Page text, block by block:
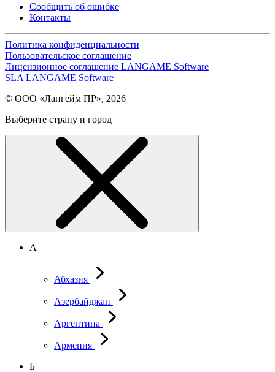
Сообщить об ошибке
Контакты
Политика конфиденциальности
Пользовательское соглашение
Лицензионное соглашение LANGAME Software
SLA LANGAME Software
© ООО «Лангейм ПР», 2026
Выберите страну и город
А
Абхазия
Азербайджан
Аргентина
Армения
Б